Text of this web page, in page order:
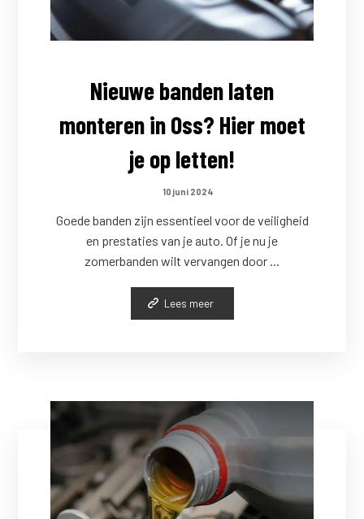
Nieuwe banden laten
monteren in Oss? Hier moet
je op letten!
10 juni 2024
Goede banden zijn essentieel voor de veiligheid
en prestaties van je auto. Of je nu je
zomerbanden wilt vervangen door ...
Lees meer